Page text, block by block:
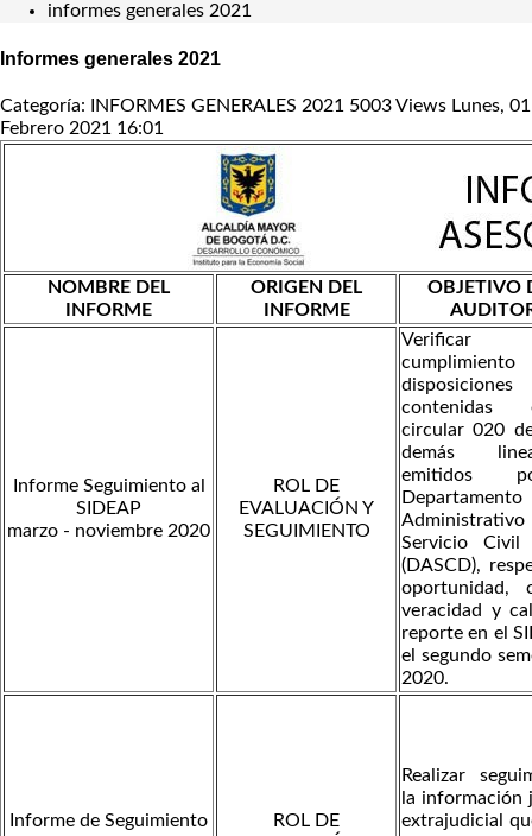
informes generales 2021
Informes generales 2021
Categoría: INFORMES GENERALES 2021 5003 Views Lunes, 01
Febrero 2021 16:01
NOMBRE DEL
INFORME
ORIGEN DEL
INFORME
OBJETIVO
Informe Seguimiento al
SIDEAP
marzo - noviembre 2020
ROL DE
EVALUACIÓN Y
SEGUIMIENTO
disposiciones
circular 020
demás
emitidos
Departamento
Servicio Civil
(DASCD),
oportunidad,
veracidad y
reporte en el
el segundo
2020.
Informe de Seguimiento
ROL DE
Realizar
la información
extrajudicial